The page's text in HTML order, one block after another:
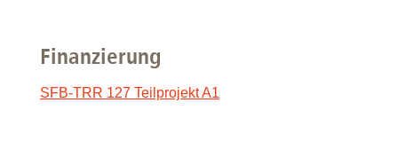
Finanzierung
SFB-TRR 127 Teilprojekt A1